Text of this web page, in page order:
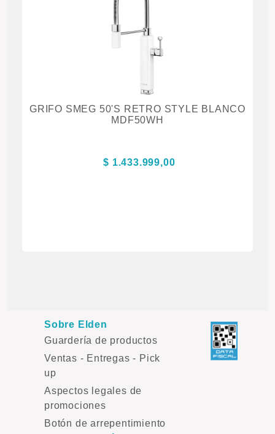
GRIFO SMEG 50'S RETRO STYLE BLANCO
MDF50WH
$ 1.433.999,00
Sobre Elden
Guardería de productos
Ventas - Entregas - Pick
up
Aspectos legales de
promociones
Botón de arrepentimiento